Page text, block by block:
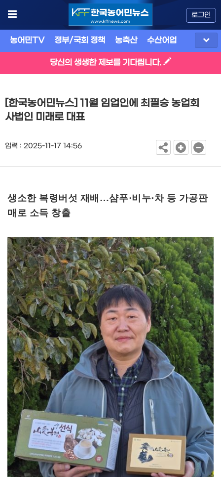
로그인
농어민TV 정부/국회 정책 농축산 수산어업
당신의 생생한 제보를 기다립니다.
[한국농어민뉴스] 11월 임업인에 최필승 농업회
사법인 미래로 대표
입력 : 2025-11-17 14:56
생소한 복령버섯 재배 …샴푸·비누·차 등 가공판
매로 소득 창출